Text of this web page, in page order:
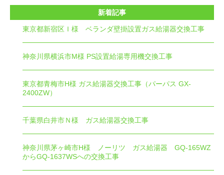
新着記事
東京都新宿区Ｉ様 ベランダ壁掛設置ガス給湯器交換工事
神奈川県横浜市M様 PS設置給湯専用機交換工事
東京都青梅市H様 ガス給湯器交換工事（パーパス GX-
2400ZW）
千葉県白井市Ｎ様 ガス給湯器交換工事
神奈川県茅ヶ崎市H様 ノーリツ ガス給湯器 GQ-165WZ
からGQ-1637WSへの交換工事